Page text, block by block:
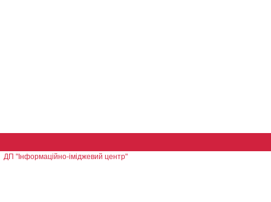
ДП "Інформаційно-іміджевий центр"